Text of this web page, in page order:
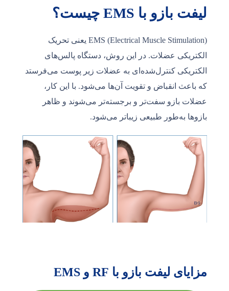
لیفت بازو با EMS چیست؟
EMS (Electrical Muscle Stimulation) یعنی تحریک
الکتریکی عضلات. در این روش، دستگاه پالس‌های
الکتریکی کنترل‌شده‌ای به عضلات زیر پوست می‌فرستد
که باعث انقباض و تقویت آن‌ها می‌شود. با این کار،
عضلات بازو سفت‌تر و برجسته‌تر می‌شوند و ظاهر
بازوها به‌طور طبیعی زیباتر می‌شود.
مزایای لیفت بازو با RF و EMS